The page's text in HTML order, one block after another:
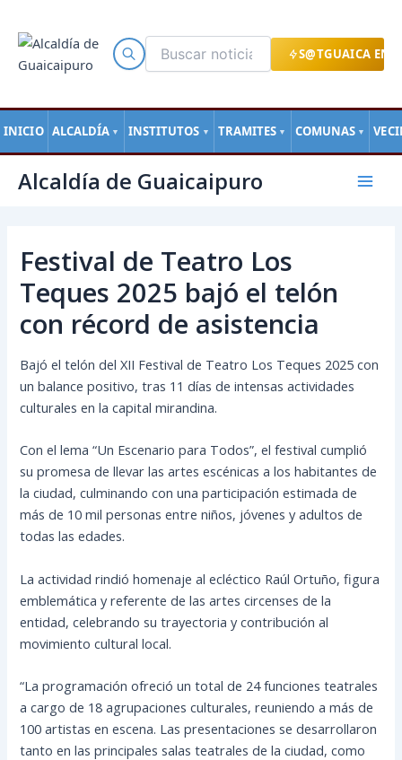
S@TGUAICA EN
INICIO ALCALDÍA ▼ INSTITUTOS ▼ TRAMITES ▼ COMUNAS ▼
contenido
Alcaldía de Guaicaipuro
Main
Festival de Teatro Los
Teques 2025 bajó el telón
con récord de asistencia
Bajó el telón del XII Festival de Teatro Los Teques 2025 con
un balance positivo, tras 11 días de intensas actividades
culturales en la capital mirandina.
Con el lema “Un Escenario para Todos”, el festival cumplió
su promesa de llevar las artes escénicas a los habitantes de
la ciudad, culminando con una participación estimada de
más de 10 mil personas entre niños, jóvenes y adultos de
todas las edades.
La actividad rindió homenaje al ecléctico Raúl Ortuño, figura
emblemática y referente de las artes circenses de la
entidad, celebrando su trayectoria y contribución al
movimiento cultural local.
“La programación ofreció un total de 24 funciones teatrales
a cargo de 18 agrupaciones culturales, reuniendo a más de
100 artistas en escena. Las presentaciones se desarrollaron
tanto en las principales salas teatrales de la ciudad, como
de